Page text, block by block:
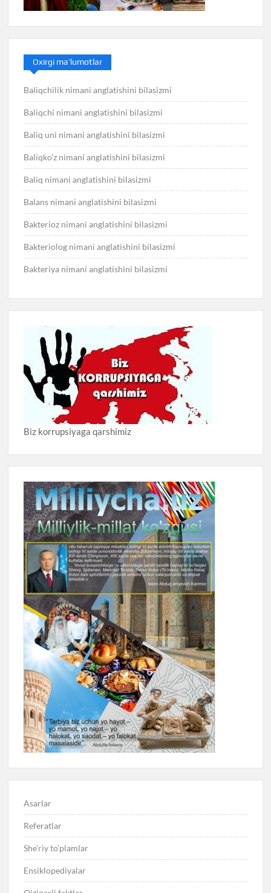
Oxirgi ma’lumotlar
Baliqchilik nimani anglatishini bilasizmi
Baliqchi nimani anglatishini bilasizmi
Baliq uni nimani anglatishini bilasizmi
Baliqko’z nimani anglatishini bilasizmi
Baliq nimani anglatishini bilasizmi
Balans nimani anglatishini bilasizmi
Bakterioz nimani anglatishini bilasizmi
Bakteriolog nimani anglatishini bilasizmi
Bakteriya nimani anglatishini bilasizmi
Biz korrupsiyaga qarshimiz
Asarlar
Referatlar
She’riy to’plamlar
Ensiklopediyalar